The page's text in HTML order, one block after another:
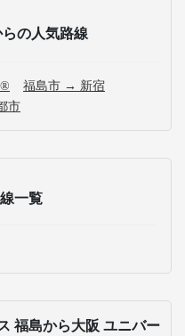
の人気路線
福島市 → 新宿
市
一覧
福島から大阪 ユニバー